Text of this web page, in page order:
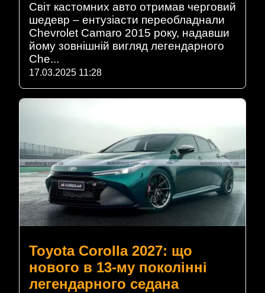
Світ кастомних авто отримав черговий
шедевр – ентузіасти переобладнали
Chevrolet Camaro 2015 року, надавши
йому зовнішній вигляд легендарного
Che...
17.03.2025 11:28
Toyota Corolla 2027: що
нового в 13-му поколінні
легендарного седана